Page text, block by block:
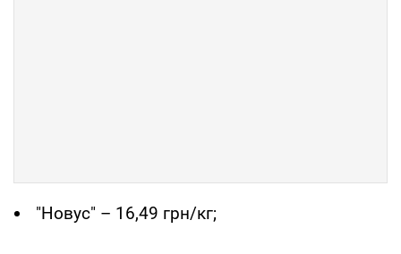
"Новус" – 16,49 грн/кг;